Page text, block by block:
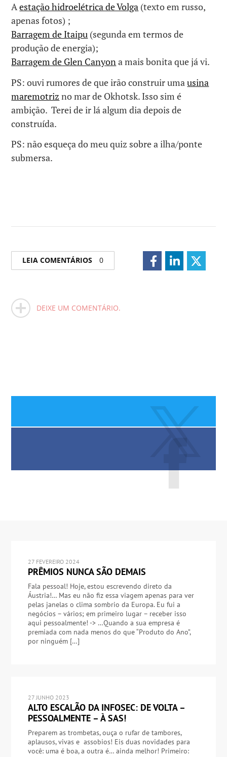
Aestação hidroelétrica de Volga (texto em russo,
apenas fotos) ;
Barragem de Itaipu (segunda em termos de
produção de energia);
Barragem de Glen Canyona mais bonita que já vi.
PS: ouvi rumores de que irão construir umausina
maremotriz no mar de Okhotsk. Isso sim é
ambição. Terei de ir lá algum dia depois de
construída.
PS: não esqueça do meu quiz sobre a ilha/ponte
submersa.
LEIA COMENTÁRIOS 0
DEIXE UM COMENTÁRIO.
27 FEVEREIRO 2024
PRÊMIOS NUNCA SÃO DEMAIS
Fala pessoal! Hoje, estou escrevendo direto da
Áustria!… Mas eu não fiz essa viagem apenas para ver
pelas janelas o clima sombrio da Europa. Eu fui a
negócios – vários; em primeiro lugar – receber isso
aqui pessoalmente! -> …Quando a sua empresa é
premiada com nada menos do que “Produto do Ano”,
por ninguém […]
27 JUNHO 2023
ALTO ESCALÃO DA INFOSEC: DE VOLTA –
PESSOALMENTE – À SAS!
Preparem as trombetas, ouça o rufar de tambores,
aplausos, vivas e assobios! Eis duas novidades para
você: uma é boa, a outra é… ainda melhor! Primeiro: